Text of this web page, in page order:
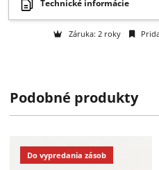
Otázka na tovar
Záruka: 2 roky
Podobné produkty
Do vypredania zásob